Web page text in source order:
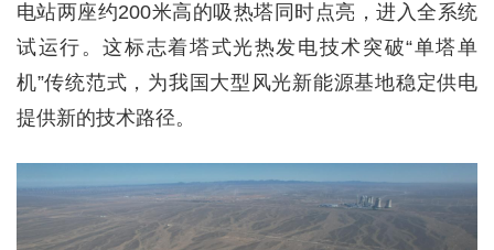
电站两座约200米高的吸热塔同时点亮，进入全系统
试运行。这标志着塔式光热发电技术突破“单塔单
机”传统范式，为我国大型风光新能源基地稳定供电
提供新的技术路径。